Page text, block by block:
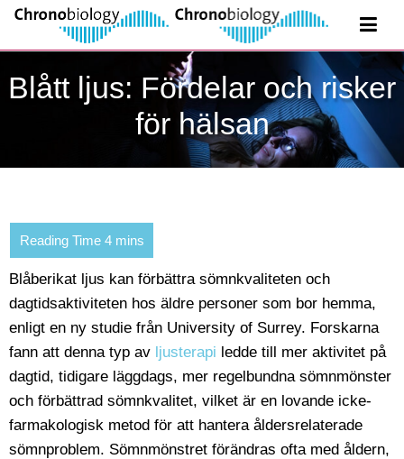
Blått ljus: Fördelar och risker
för hälsan
Blåberikat ljus kan förbättra sömnkvaliteten och
dagtidsaktiviteten hos äldre personer som bor hemma,
enligt en ny studie från University of Surrey. Forskarna
fann att denna typ av ljusterapi ledde till mer aktivitet på
dagtid, tidigare läggdags, mer regelbundna sömnmönster
och förbättrad sömnkvalitet, vilket är en lovande icke-
farmakologisk metod för att hantera åldersrelaterade
sömnproblem. Sömnmönstret förändras ofta med åldern,